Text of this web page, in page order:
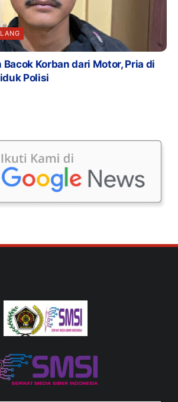
Bacok Korban dari Motor, Pria di
Polisi